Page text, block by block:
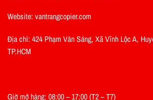
Website: vantrangcopier.com
Địa chỉ: 424 Phạm Văn Sáng, Xã Vĩnh Lộc A,
TP.HCM
Giờ mở hàng: 08:00 – 17:00 (T2 – T7)